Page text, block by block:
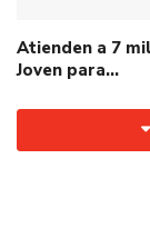
Atienden a 7
Joven para…